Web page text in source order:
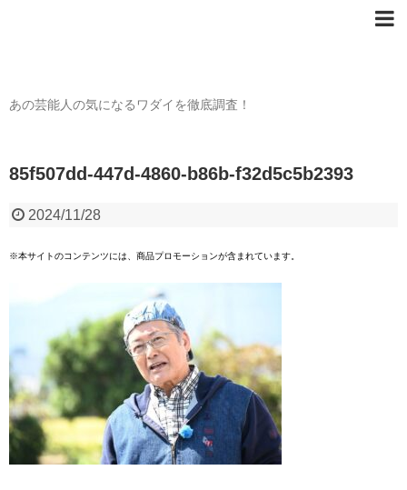
あの芸能人の気になるワダイを徹底調査！
85f507dd-447d-4860-b86b-f32d5c5b2393
2024/11/28
※本サイトのコンテンツには、商品プロモーションが含まれています。